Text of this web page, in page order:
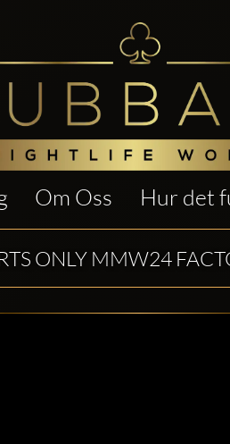
Om Oss Hur det
ONLY MMW24